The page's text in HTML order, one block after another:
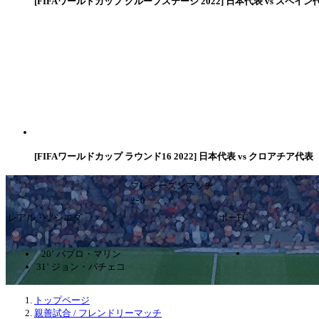
[FIFAワールドカップ ラウンド16 2022] 日本代表 vs クロアチア代表
プレシーズンマッチ
2ｰ0
レアル・ソシエダ
ポーFC
20’ パブロ・マリン
31’ ジョン・パチェコ
トップページ
親善試合 / フレンドリーマッチ